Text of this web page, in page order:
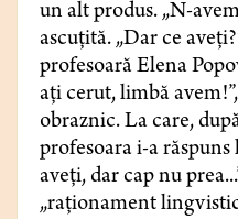
un alt produs. „N-
ascuțită. „Dar ce
profesoară Elena
ați cerut, limbă
obraznic. La care,
profesoara i-a
aveți, dar cap nu
„raționament